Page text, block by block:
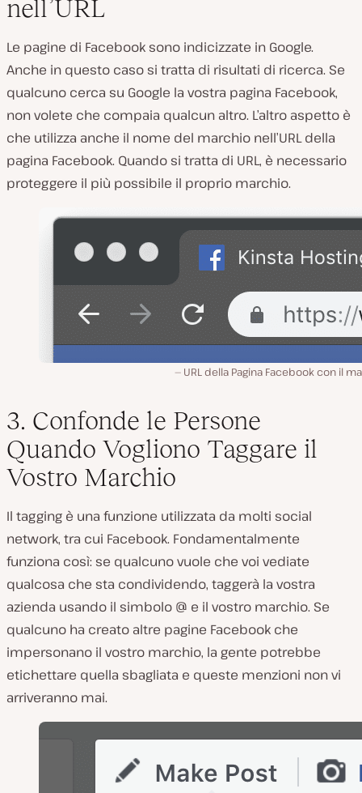
nell’URL
Le pagine di Facebook sono indicizzate in Google.
Anche in questo caso si tratta di risultati di ricerca. Se
qualcuno cerca su Google la vostra pagina Facebook,
non volete che compaia qualcun altro. L’altro aspetto è
che utilizza anche il nome del marchio nell’URL della
pagina Facebook. Quando si tratta di URL, è necessario
proteggere il più possibile il proprio marchio.
URL della Pagina Facebook con il
3. Confonde le Persone
Quando Vogliono Taggare il
Vostro Marchio
Il tagging è una funzione utilizzata da molti social
network, tra cui Facebook. Fondamentalmente
funziona così: se qualcuno vuole che voi vediate
qualcosa che sta condividendo, taggerà la vostra
azienda usando il simbolo @ e il vostro marchio. Se
qualcuno ha creato altre pagine Facebook che
impersonano il vostro marchio, la gente potrebbe
etichettare quella sbagliata e queste menzioni non vi
arriveranno mai.